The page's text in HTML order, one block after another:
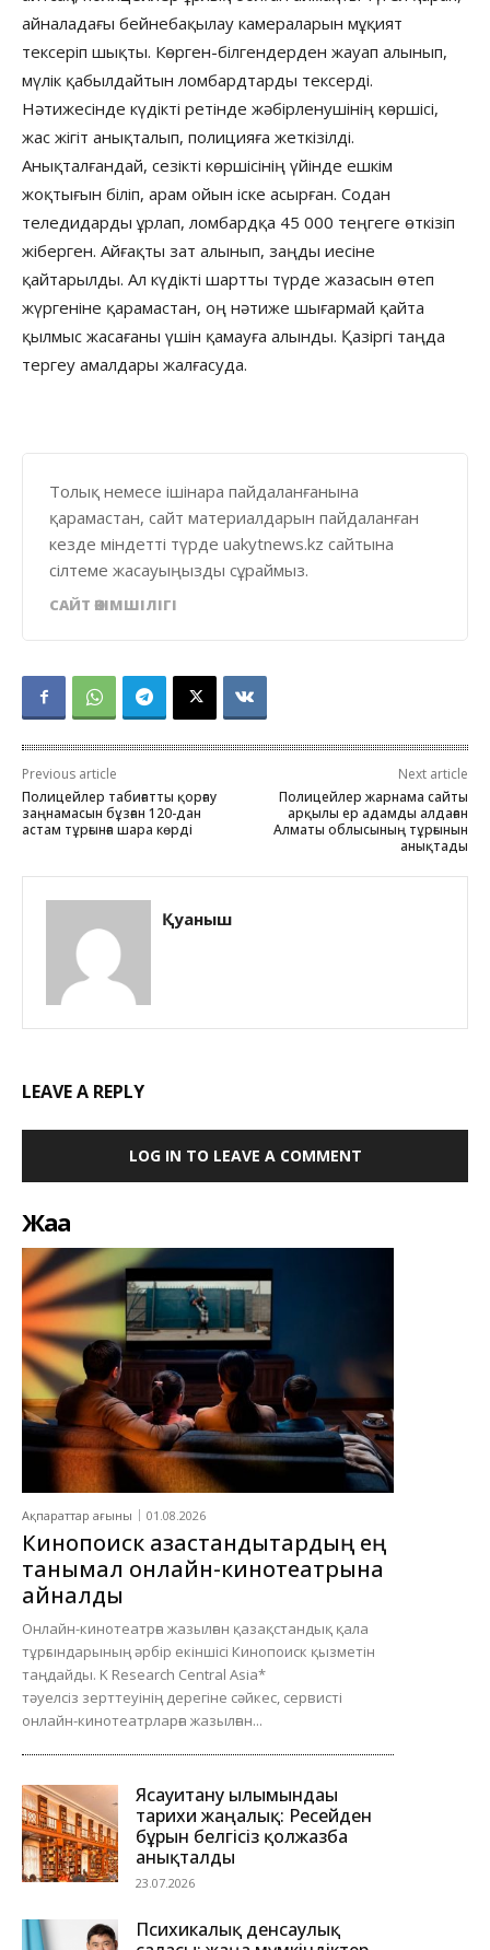
айналадағы бейнебақылау камераларын мұқият
тексеріп шықты. Көрген-білгендерден жауап алынып,
мүлік қабылдайтын ломбардтарды тексерді.
Нәтижесінде күдікті ретінде жәбірленушінің көршісі,
жас жігіт анықталып, полицияға жеткізілді.
Анықталғандай, сезікті көршісінің үйінде ешкім
жоқтығын біліп, арам ойын іске асырған. Содан
теледидарды ұрлап, ломбардқа 45 000 теңгеге өткізіп
жіберген. Айғақты зат алынып, заңды иесіне
қайтарылды. Ал күдікті шартты түрде жазасын өтеп
жүргеніне қарамастан, оң нәтиже шығармай қайта
қылмыс жасағаны үшін қамауға алынды. Қазіргі таңда
тергеу амалдары жалғасуда.
Толық немесе ішінара пайдаланғанына
қарамастан, сайт материалдарын пайдаланған
кезде міндетті түрде uakytnews.kz сайтына
сілтеме жасауыңызды сұраймыз.
САЙТ ӘКІМШІЛІГІ
Previous article
Полицейлер табиғатты қорғау
заңнамасын бұзған 120-дан
астам тұрғынға шара көрді
Next article
Полицейлер жарнама сайты
арқылы ер адамды алдаған
Алматы облысының тұрғынын
анықтады
Қуаныш
LEAVE A REPLY
LOG IN TO LEAVE A COMMENT
Жаңа
Ақпараттар ағыны 01.08.2026
Кинопоиск қазақстандықтардың ең
танымал онлайн-кинотеатрына
айналды
Онлайн-кинотеатрға жазылған қазақстандық қала
тұрғындарының әрбір екіншісі Кинопоиск қызметін
таңдайды. K Research Central Asia*
тәуелсіз зерттеуінің дерегіне сәйкес, сервисті
онлайн-кинотеатрларға жазылған...
Ясауитану ғылымындағы
тарихи жаңалық: Ресейден
бұрын белгісіз қолжазба
анықталды
23.07.2026
Психикалық денсаулық